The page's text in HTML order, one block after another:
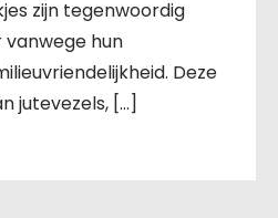
zijn tegenwoordig
hun
Deze
jutevezels, […]